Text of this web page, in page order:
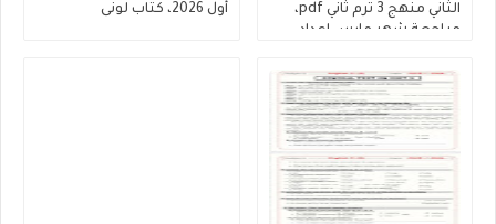
الثاني منهج 3 ترم ثاني pdf،
مراجعة شهر مارس إعداد
أول 2026، كتاب لونى